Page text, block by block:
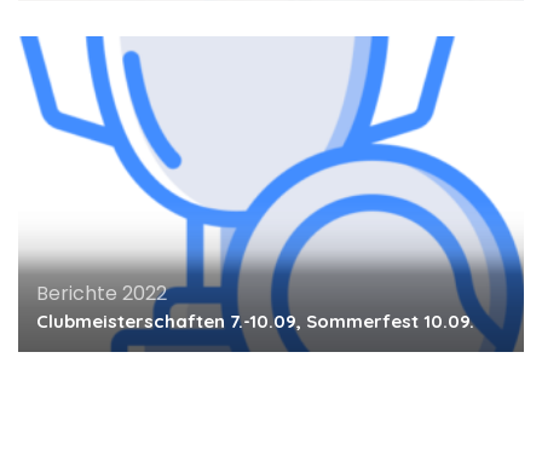
Berichte 2022
Clubmeisterschaften 7.-10.09, Sommerfest 10.09.